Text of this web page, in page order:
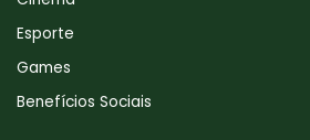
Esporte
Games
Benefícios Sociais